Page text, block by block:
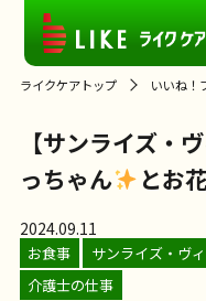
ライクケアトップ いいね！
【サンライズ・
っちゃん
とお
2024.09.11
お食事 サンライズ・ヴ
介護士の仕事